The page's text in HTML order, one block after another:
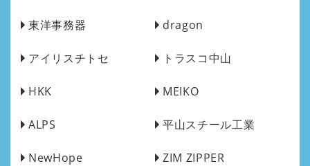
東洋事務器 dragon
アイリスチトセ トラスコ中山
HKK MEIKO
ALPS 平山スチール工業
NewHope ZIM ZIPPER